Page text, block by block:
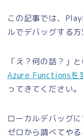
この記事では、
ルでデバッグする
「え？何の話？」
Azure Functionsを
ってきてください。
ローカルデバッグ
ゼロから調べてや